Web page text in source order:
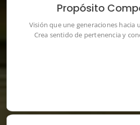
Propósito
Visión que une generaciones hacia
Crea sentido de pertenencia y
Visión que une generaciones hacia
Crea sentido de pertenencia y